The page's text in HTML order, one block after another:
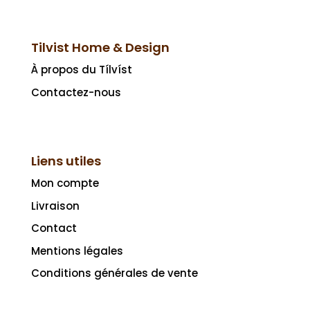
Tilvist Home & Design
À propos du Tílvíst
Contactez-nous
Liens utiles
Mon compte
Livraison
Contact
Mentions légales
Conditions générales de vente